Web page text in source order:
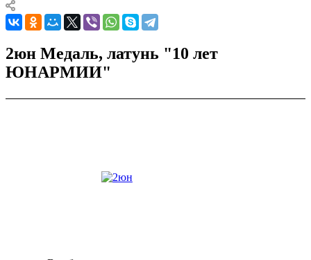
2юн Медаль, латунь "10 лет
ЮНАРМИИ"